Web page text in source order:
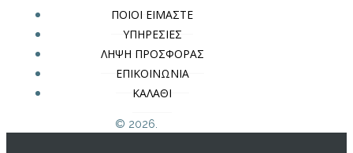
ΠΟΙΟΙ ΕΙΜΑΣΤΕ
ΥΠΗΡΕΣΙΕΣ
ΛΗΨΗ ΠΡΟΣΦΟΡΑΣ
ΕΠΙΚΟΙΝΩΝΙΑ
ΚΑΛΑΘΙ
© 2026.